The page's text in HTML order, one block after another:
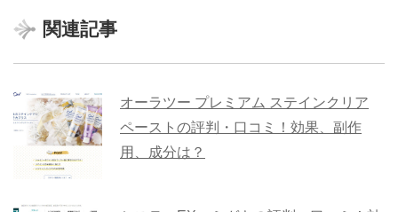
関連記事
オーラツー プレミアム ステインクリア
ペーストの評判・口コミ！効果、副作
用、成分は？